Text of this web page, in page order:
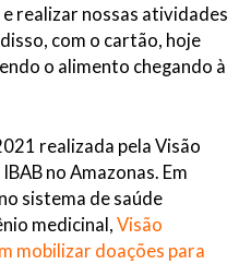
realizar nossas atividades
com o cartão, hoje
o alimento chegando à
realizada pela Visão
no Amazonas. Em
sistema de saúde
medicinal, Visão
mobilizar doações para